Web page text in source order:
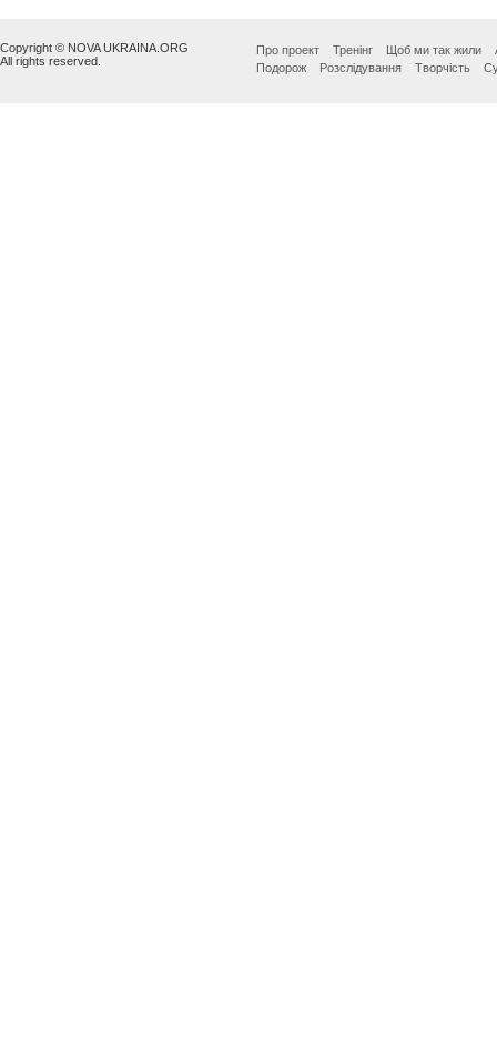
Copyright © NOVA UKRAINA.ORG
All rights reserved.
Про проект Тренінг Щоб ми так жили
Подорож
Розслідування Творчість